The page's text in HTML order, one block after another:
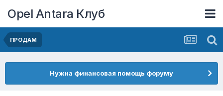
Opel Antara Клуб
ПРОДАМ
Нужна финансовая помощь форуму